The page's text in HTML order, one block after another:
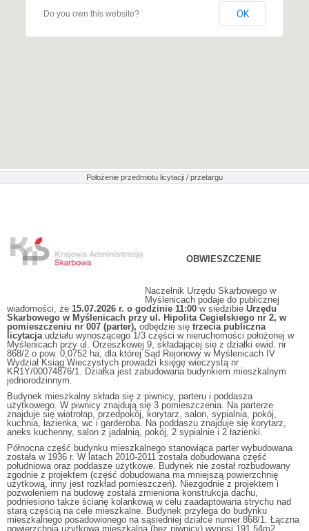
Do you own this website? OK
Położenie przedmiotu licytacji / przetargu
OBWIESZCZENIE
Naczelnik Urzędu Skarbowego w
Myślenicach podaje do publicznej
wiadomości, że 15.07.2026 r. o godzinie 11:00 w siedzibie Urzędu
Skarbowego w Myślenicach przy ul. Hipolita Cegielskiego nr 2, w
pomieszczeniu nr 007 (parter), odbędzie się trzecia publiczna
licytacja udziału wynoszącego 1/3 części w nieruchomości położonej w
Myślenicach przy ul. Orzeszkowej 9, składającej się z działki ewid. nr
868/2 o pow. 0,0752 ha, dla której Sąd Rejonowy w Myślenicach IV
Wydział Ksiąg Wieczystych prowadzi księgę wieczystą nr
KR1Y/00074876/1. Działka jest zabudowana budynkiem mieszkalnym
jednorodzinnym.
Budynek mieszkalny składa się z piwnicy, parteru i poddasza
użytkowego. W piwnicy znajdują się 3 pomieszczenia. Na parterze
znajduje się wiatrołap, przedpokój, korytarz, salon, sypialnia, pokój,
kuchnia, łazienka, wc i garderoba. Na poddaszu znajduje się korytarz,
aneks kuchenny, salon z jadalnią, pokój, 2 sypialnie i 2 łazienki.
Północna część budynku mieszkalnego stanowiąca parter wybudowana
została w 1936 r. W latach 2010-2011 została dobudowana część
południowa oraz poddasze użytkowe. Budynek nie został rozbudowany
zgodnie z projektem (część dobudowana ma mniejszą powierzchnię
użytkową, inny jest rozkład pomieszczeń). Niezgodnie z projektem i
pozwoleniem na budowę została zmieniona konstrukcja dachu,
podniesiono także ścianę kolankową w celu zaadaptowana strychu nad
starą częścią na cele mieszkalne. Budynek przylega do budynku
mieszkalnego posadowionego na sąsiedniej działce numer 868/1. Łączna
powierzchnia użytkowa mieszkalna (bez piwnicy) wynosi 191,54m2.